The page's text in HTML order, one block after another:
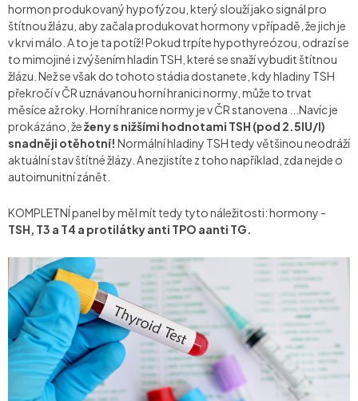
hormon produkovaný hypofýzou, který slouží jako signál pro
štítnou žlázu, aby začala produkovat hormony v případě, že jich je
v krvi málo. A to je ta potíž! Pokud trpíte hypothyreózou, odrazí se
to mimojiné i zvýšením hladin TSH, které se snaží vybudit štítnou
žlázu. Než se však do tohoto stádia dostanete, kdy hladiny TSH
překročí v ČR uznávanou horní hranici normy, může to trvat
měsíce až roky. Horní hranice normy je v ČR stanovena ...Navíc je
prokázáno, žeženy s nižšími hodnotami TSH (pod 2.5IU/l)
snadněji otěhotní! Normální hladiny TSH tedy většinou neodráží
aktuální stav štítné žlázy. A nezjistíte z toho například, zda nejde o
autoimunitní zánět.
KOMPLETNÍ panel by měl mít tedy tyto náležitosti: hormony -
TSH, T3 a T4 a protilátky anti TPO aanti TG.